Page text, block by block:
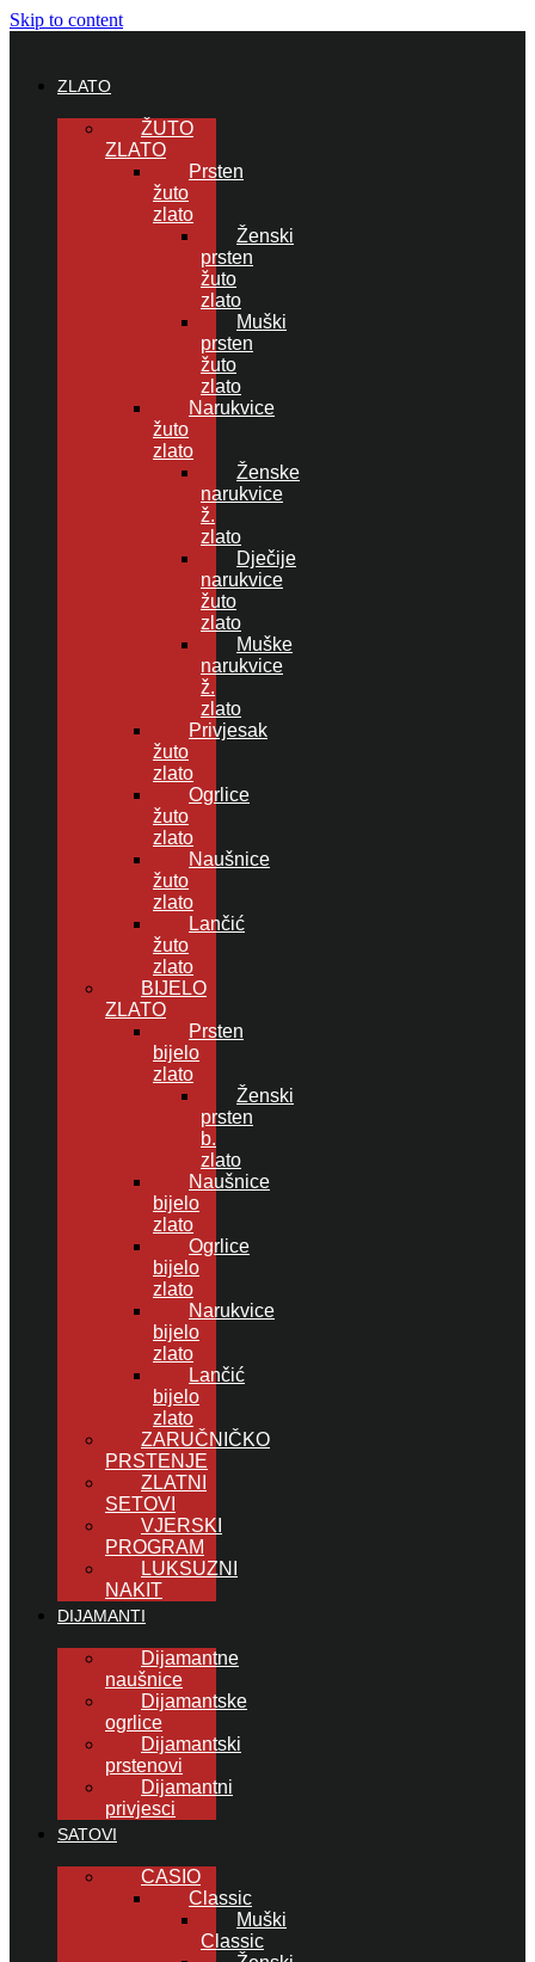
Skip to content
ZLATO
ŽUTO
ZLATO
Prsten
žuto
zlato
Ženski
prsten
žuto
zlato
Muški
prsten
žuto
zlato
Narukvice
žuto
zlato
Ženske
narukvice
ž.
zlato
Dječije
narukvice
žuto
zlato
Muške
narukvice
ž.
zlato
Privjesak
žuto
zlato
Ogrlice
žuto
zlato
Naušnice
žuto
zlato
Lančić
žuto
zlato
BIJELO
ZLATO
Prsten
bijelo
zlato
Ženski
prsten
b.
zlato
Naušnice
bijelo
zlato
Ogrlice
bijelo
zlato
Narukvice
bijelo
zlato
Lančić
bijelo
zlato
ZARUČNIČKO
PRSTENJE
ZLATNI
SETOVI
VJERSKI
PROGRAM
LUKSUZNI
NAKIT
DIJAMANTI
Dijamantne
naušnice
Dijamantske
ogrlice
Dijamantski
prstenovi
Dijamantni
privjesci
SATOVI
CASIO
Classic
Muški
Classic